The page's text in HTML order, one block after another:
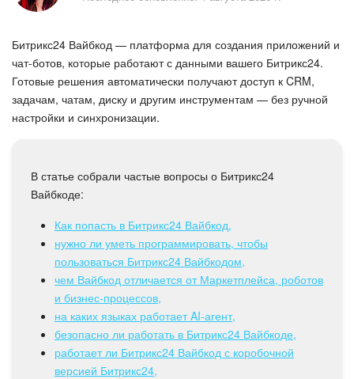
Безопасность в Битрикс24
Тарифы и оплата
С чего начать
AI в Битрикс24
Лента Новостей
Задачи
Проекты AI
Мессенджер
Календарь
Битрикс24 Вайбкод — платформа для создания приложений и
чат-ботов, которые работают с данными вашего Битрикс24.
Готовые решения автоматически получают доступ к CRM,
задачам, чатам, диску и другим инструментам — без ручной
настройки и синхронизации.
В статье собрали частые вопросы о Битрикс24
Вайбкоде:
Как попасть в Битрикс24 Вайбкод,
нужно ли уметь программировать, чтобы
пользоваться Битрикс24 Вайбкодом,
чем Вайбкод отличается от Маркетплейса, роботов
и бизнес-процессов,
на каких языках работает AI-агент,
безопасно ли работать в Битрикс24 Вайбкоде,
работает ли Битрикс24 Вайбкод с коробочной
версией Битрикс24,